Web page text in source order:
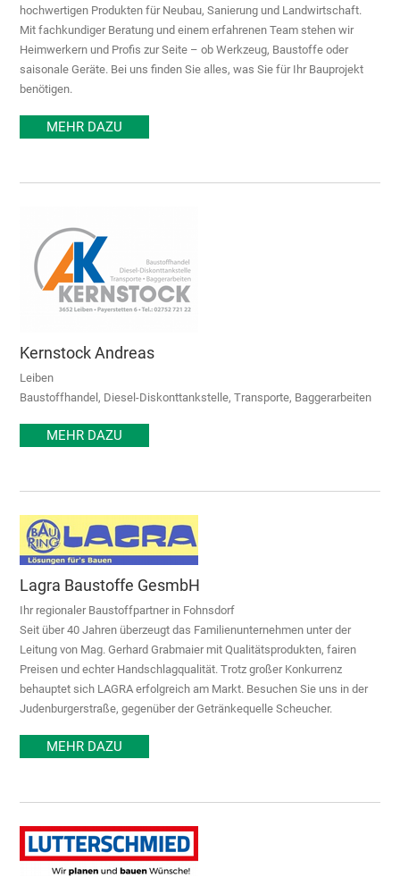
hochwertigen Produkten für Neubau, Sanierung und Landwirtschaft.
Mit fachkundiger Beratung und einem erfahrenen Team stehen wir
Heimwerkern und Profis zur Seite – ob Werkzeug, Baustoffe oder
saisonale Geräte. Bei uns finden Sie alles, was Sie für Ihr Bauprojekt
benötigen.
MEHR DAZU
Kernstock Andreas
Leiben
Baustoffhandel, Diesel-Diskonttankstelle, Transporte, Baggerarbeiten
MEHR DAZU
Lagra Baustoffe GesmbH
Ihr regionaler Baustoffpartner in Fohnsdorf
Seit über 40 Jahren überzeugt das Familienunternehmen unter der
Leitung von Mag. Gerhard Grabmaier mit Qualitätsprodukten, fairen
Preisen und echter Handschlagqualität. Trotz großer Konkurrenz
behauptet sich LAGRA erfolgreich am Markt. Besuchen Sie uns in der
Judenburgerstraße, gegenüber der Getränkequelle Scheucher.
MEHR DAZU